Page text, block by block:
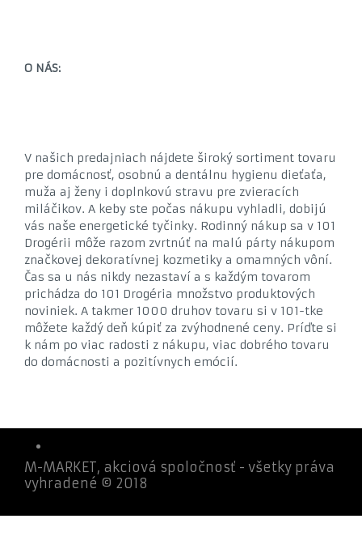
O NÁS:
V našich predajniach nájdete široký sortiment tovaru
pre domácnosť, osobnú a dentálnu hygienu dieťaťa,
muža aj ženy i doplnkovú stravu pre zvieracích
miláčikov. A keby ste počas nákupu vyhladli, dobijú
vás naše energetické tyčinky. Rodinný nákup sa v 101
Drogérii môže razom zvrtnúť na malú párty nákupom
značkovej dekoratívnej kozmetiky a omamných vôní.
Čas sa u nás nikdy nezastaví a s každým tovarom
prichádza do 101 Drogéria množstvo produktových
noviniek. A takmer 1000 druhov tovaru si v 101-tke
môžete každý deň kúpiť za zvýhodnené ceny. Príďte si
k nám po viac radosti z nákupu, viac dobrého tovaru
do domácnosti a pozitívnych emócií.
M-MARKET, akciová spoločnosť - všetky práva
vyhradené © 2018